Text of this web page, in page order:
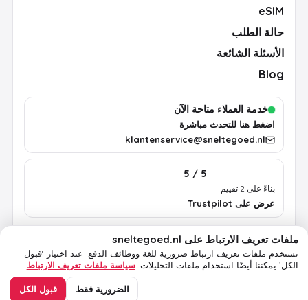
eSIM
حالة الطلب
الأسئلة الشائعة
Blog
خدمة العملاء متاحة الآن
اضغط هنا للتحدث مباشرة
klantenservice@sneltegoed.nl
5 / 5
بناءً على 2 تقييم
عرض على Trustpilot
الشروطالخصوصيةسياسة ملفات تعريف الارتباطملفات تعريف الارتباط على sneltegoed.nl
نستخدم ملفات تعريف ارتباط ضرورية للغة ووظائف الدفع. عند اختيار ‘قبول
الكل’ يمكننا أيضًا استخدام ملفات التحليلات. سياسة ملفات تعريف الارتباط
الضرورية فقط قبول الكل